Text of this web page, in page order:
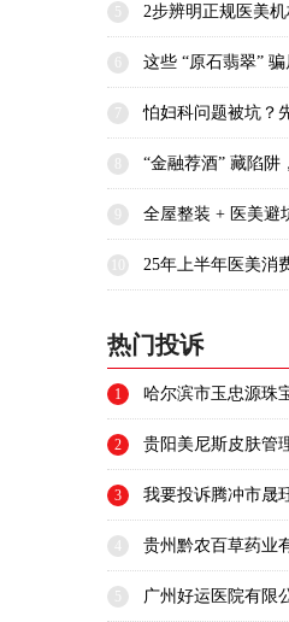
5 2步辨明正规医美
这些 “原石翡翠”
7 怕妇科问题被坑？
“金融荐酒” 藏陷阱
一张！
9 全屋整装 + 医美避
25年上半年医美消
热门投诉
1 哈尔滨市玉忠源珠
场外交易、虚假宣
益、涉嫌消费欺诈
2 贵阳美尼斯皮肤管
注射，虚假宣传、
拒不退款，恶意失
3 我要投诉腾冲市晟
4 贵州黔农百草药业
构收益、夸大种植
5 广州好运医院有限